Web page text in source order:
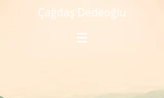
Çağdaş Dedeoğlu